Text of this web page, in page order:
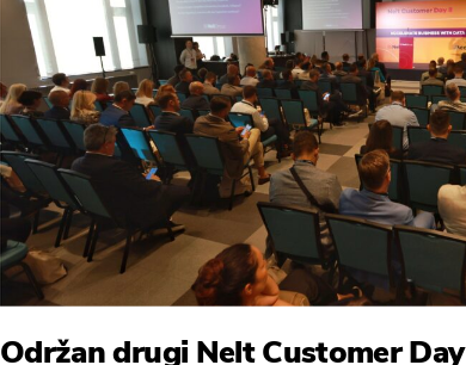
Održan drugi Nelt Customer Day